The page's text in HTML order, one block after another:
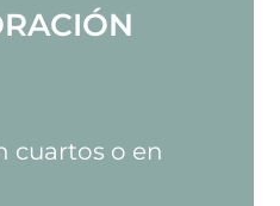
cuartos o en